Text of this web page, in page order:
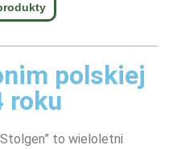
polskiej
roku
to wieloletni